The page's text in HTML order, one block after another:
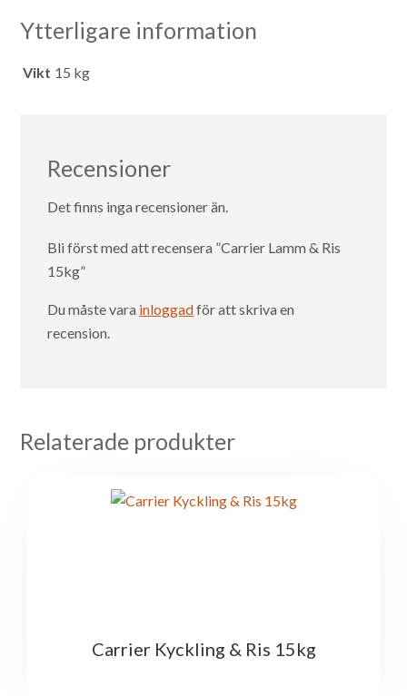
Ytterligare information
Vikt 15 kg
Recensioner
Det finns inga recensioner än.
Bli först med att recensera ”Carrier Lamm & Ris
15kg”
Du måste vara inloggadför att skriva en
recension.
Relaterade produkter
Carrier Kyckling & Ris 15kg